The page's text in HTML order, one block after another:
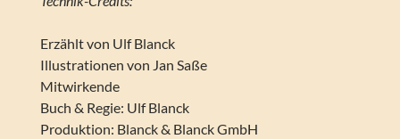
Erzählt von Ulf Blanck
Illustrationen von Jan Saße
Mitwirkende
Buch & Regie: Ulf Blanck
Produktion: Blanck & Blanck GmbH